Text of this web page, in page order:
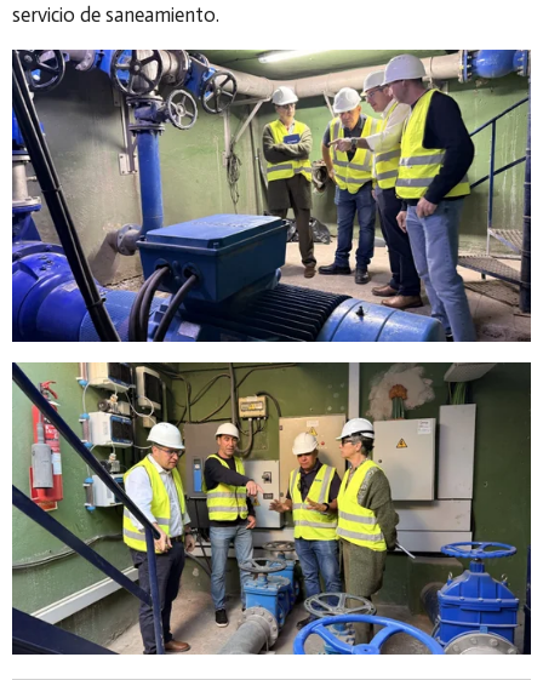
servicio de saneamiento.